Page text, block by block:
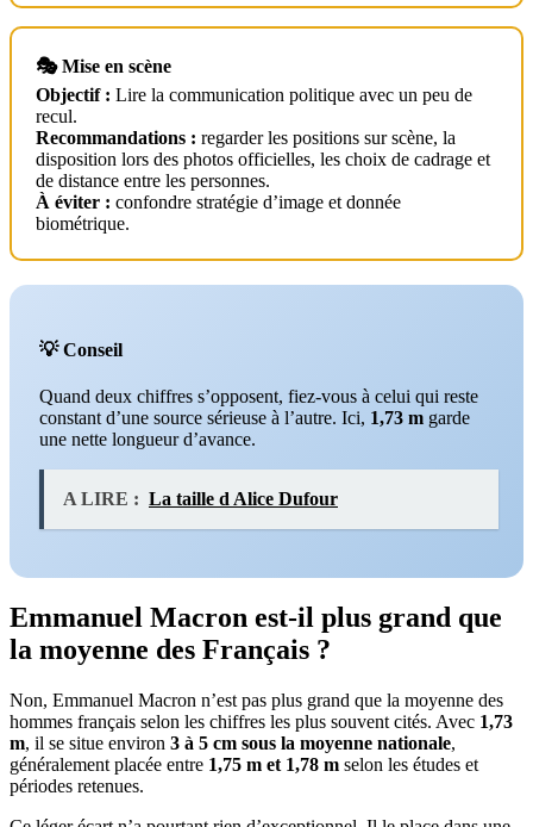
🎭 Mise en scène
Objectif : Lire la communication politique avec un peu de
recul.
Recommandations : regarder les positions sur scène, la
disposition lors des photos officielles, les choix de cadrage et
de distance entre les personnes.
À éviter : confondre stratégie d’image et donnée
biométrique.
💡 Conseil
Quand deux chiffres s’opposent, fiez-vous à celui qui reste
constant d’une source sérieuse à l’autre. Ici, 1,73 m garde
une nette longueur d’avance.
A LIRE : La taille d Alice Dufour
Emmanuel Macron est-il plus grand que
la moyenne des Français ?
Non, Emmanuel Macron n’est pas plus grand que la moyenne des
hommes français selon les chiffres les plus souvent cités. Avec 1,73
m, il se situe environ 3 à 5 cm sous la moyenne nationale,
généralement placée entre 1,75 m et 1,78 m selon les études et
périodes retenues.